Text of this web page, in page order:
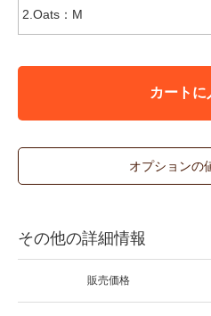
カートに
オプションの
その他の詳細情報
販売価格